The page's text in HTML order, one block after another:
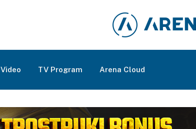
Video TV Program Arena Cloud